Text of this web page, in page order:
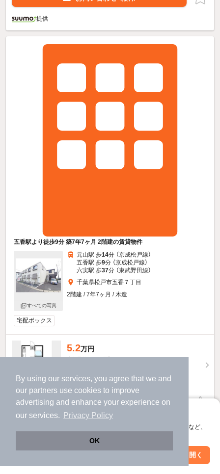
By using our services, you agree that we and
our partners use cookies to improve
advertising and enhance your experience on
our services.
Privacy Policy
OK
アプリに切り替えて、サクサクお部屋探し
会員登録なしですぐ使える。マップ検索やお気に入り保存など、
アプリを開く
提供
五香駅より徒歩9分 築7年7ヶ月 2階建の賃貸物件
すべての写真
元山駅 歩14分 （京成松戸線）
五香駅 歩9分 （京成松戸線）
六実駅 歩37分 （東武野田線）
千葉県松戸市五香７丁目
2階建 / 7年7ヶ月 / 木造
宅配ボックス
5.2万円
（管理費3,000円）
物件詳細を見る
次へ
絞り込み条件を変更